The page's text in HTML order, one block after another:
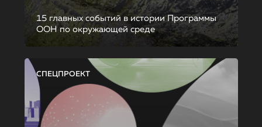
15 главных событий в истории Программы
ООН по окружающей среде
СПЕЦПРОЕКТ